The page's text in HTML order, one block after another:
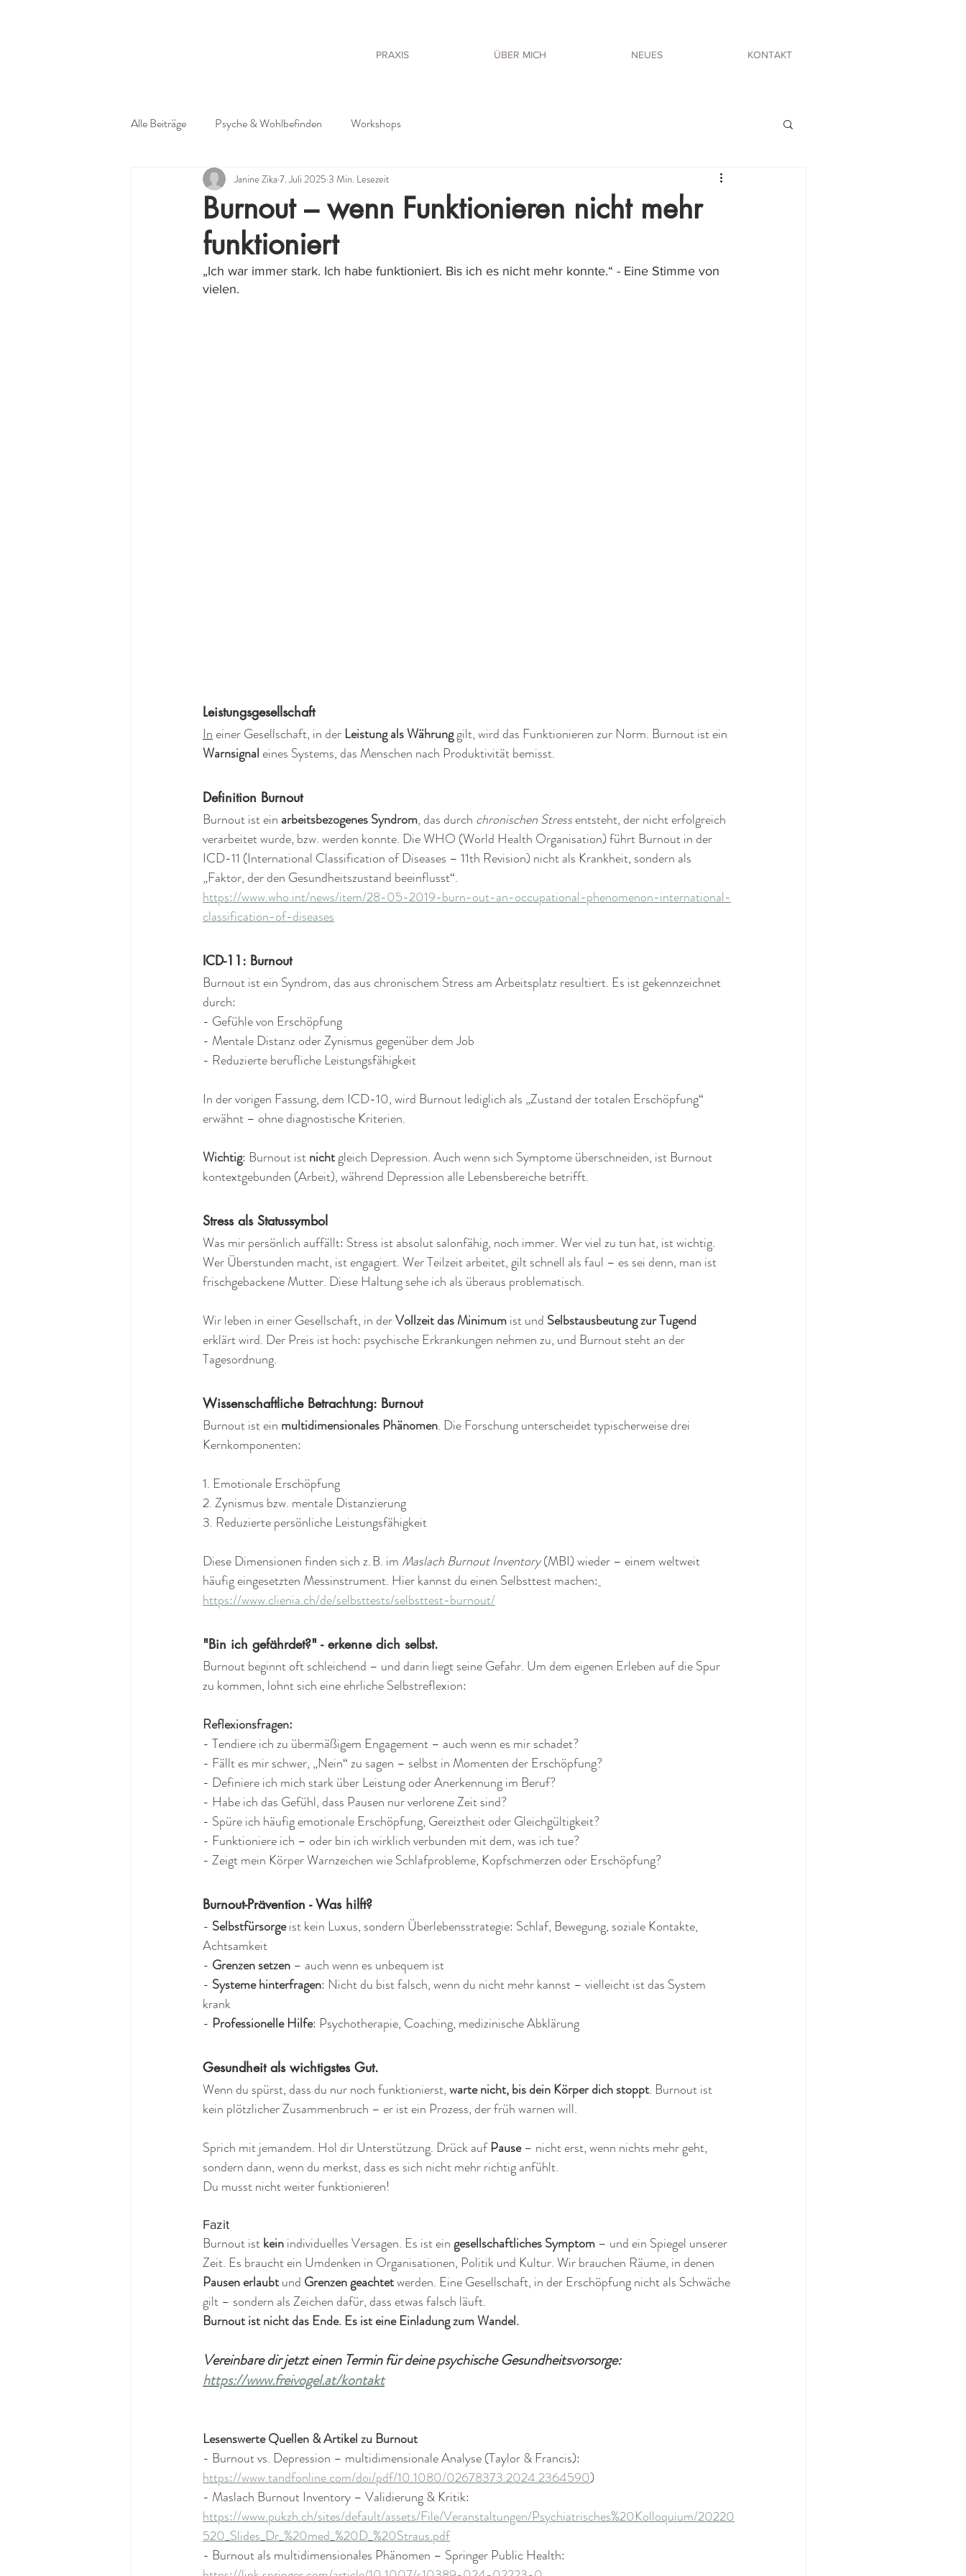
PRAXIS ÜBER MICH NEUES KONTAKT
Alle Beiträge Psyche & Wohlbefinden Workshops
Burnout – wenn Funktionieren nicht mehr
funktioniert
Janine Zika 7. Juli 2025 3 Min. Lesezeit
„Ich war immer stark. Ich habe funktioniert. Bis ich es nicht mehr konnte.“ - Eine Stimme von
vielen.
Leistungsgesellschaft
In einer Gesellschaft, in der Leistung als Währung gilt, wird das Funktionieren zur Norm. Burnout ist ein
Warnsignal eines Systems, das Menschen nach Produktivität bemisst.
Definition Burnout
Burnout ist ein arbeitsbezogenes Syndrom, das durch chronischen Stress entsteht, der nicht erfolgreich
verarbeitet wurde, bzw. werden konnte. Die WHO (World Health Organisation) führt Burnout in der
ICD-11 (International Classification of Diseases – 11th Revision) nicht als Krankheit, sondern als
„Faktor, der den Gesundheitszustand beeinflusst“.
https://www.who.int/news/item/28-05-2019-burn-out-an-occupational-phenomenon-international-
classification-of-diseases
ICD-11: Burnout
Burnout ist ein Syndrom, das aus chronischem Stress am Arbeitsplatz resultiert. Es ist gekennzeichnet
durch:
- Gefühle von Erschöpfung
- Mentale Distanz oder Zynismus gegenüber dem Job
- Reduzierte berufliche Leistungsfähigkeit
In der vorigen Fassung, dem ICD-10, wird Burnout lediglich als „Zustand der totalen Erschöpfung“
erwähnt – ohne diagnostische Kriterien.
Wichtig: Burnout ist nicht gleich Depression. Auch wenn sich Symptome überschneiden, ist Burnout
kontextgebunden (Arbeit), während Depression alle Lebensbereiche betrifft.
Stress als Statussymbol
Was mir persönlich auffällt: Stress ist absolut salonfähig, noch immer. Wer viel zu tun hat, ist wichtig.
Wer Überstunden macht, ist engagiert. Wer Teilzeit arbeitet, gilt schnell als faul – es sei denn, man ist
frischgebackene Mutter. Diese Haltung sehe ich als überaus problematisch.
Wir leben in einer Gesellschaft, in der Vollzeit das Minimum ist und Selbstausbeutung zur Tugend
erklärt wird. Der Preis ist hoch: psychische Erkrankungen nehmen zu, und Burnout steht an der
Tagesordnung.
Wissenschaftliche Betrachtung: Burnout
Burnout ist ein multidimensionales Phänomen. Die Forschung unterscheidet typischerweise drei
Kernkomponenten:
1. Emotionale Erschöpfung
2. Zynismus bzw. mentale Distanzierung
3. Reduzierte persönliche Leistungsfähigkeit
Diese Dimensionen finden sich z. B. im Maslach Burnout Inventory (MBI) wieder – einem weltweit
häufig eingesetzten Messinstrument. Hier kannst du einen Selbsttest machen:
https://www.clienia.ch/de/selbsttests/selbsttest-burnout/
"Bin ich gefährdet?" - erkenne dich selbst.
Burnout beginnt oft schleichend – und darin liegt seine Gefahr. Um dem eigenen Erleben auf die Spur
zu kommen, lohnt sich eine ehrliche Selbstreflexion:
Reflexionsfragen:
- Tendiere ich zu übermäßigem Engagement – auch wenn es mir schadet?
- Fällt es mir schwer, „Nein“ zu sagen – selbst in Momenten der Erschöpfung?
- Definiere ich mich stark über Leistung oder Anerkennung im Beruf?
- Habe ich das Gefühl, dass Pausen nur verlorene Zeit sind?
- Spüre ich häufig emotionale Erschöpfung, Gereiztheit oder Gleichgültigkeit?
- Funktioniere ich – oder bin ich wirklich verbunden mit dem, was ich tue?
- Zeigt mein Körper Warnzeichen wie Schlafprobleme, Kopfschmerzen oder Erschöpfung?
Burnout-Prävention - Was hilft?
- Selbstfürsorge ist kein Luxus, sondern Überlebensstrategie: Schlaf, Bewegung, soziale Kontakte,
Achtsamkeit
- Grenzen setzen – auch wenn es unbequem ist
- Systeme hinterfragen: Nicht du bist falsch, wenn du nicht mehr kannst – vielleicht ist das System
krank
- Professionelle Hilfe: Psychotherapie, Coaching, medizinische Abklärung
Gesundheit als wichtigstes Gut.
Wenn du spürst, dass du nur noch funktionierst, warte nicht, bis dein Körper dich stoppt. Burnout ist
kein plötzlicher Zusammenbruch – er ist ein Prozess, der früh warnen will.
Sprich mit jemandem. Hol dir Unterstützung. Drück auf Pause – nicht erst, wenn nichts mehr geht,
sondern dann, wenn du merkst, dass es sich nicht mehr richtig anfühlt.
Du musst nicht weiter funktionieren!
Fazit
Burnout ist kein individuelles Versagen. Es ist ein gesellschaftliches Symptom – und ein Spiegel unserer
Zeit. Es braucht ein Umdenken in Organisationen, Politik und Kultur. Wir brauchen Räume, in denen
Pausen erlaubt und Grenzen geachtet werden. Eine Gesellschaft, in der Erschöpfung nicht als Schwäche
gilt – sondern als Zeichen dafür, dass etwas falsch läuft.
Burnout ist nicht das Ende. Es ist eine Einladung zum Wandel.
Vereinbare dir jetzt einen Termin für deine psychische Gesundheitsvorsorge:
https://www.freivogel.at/kontakt
Lesenswerte Quellen & Artikel zu Burnout
- Burnout vs. Depression – multidimensionale Analyse (Taylor & Francis):
https://www.tandfonline.com/doi/pdf/10.1080/02678373.2024.2364590)
- Maslach Burnout Inventory – Validierung & Kritik:
https://www.pukzh.ch/sites/default/assets/File/Veranstaltungen/Psychiatrisches%20Kolloquium/20220
520_Slides_Dr_%20med_%20D_%20Straus.pdf
- Burnout als multidimensionales Phänomen – Springer Public Health: